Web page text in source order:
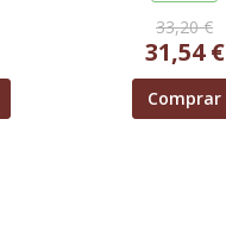
33,20 €
31,54 €
Comprar